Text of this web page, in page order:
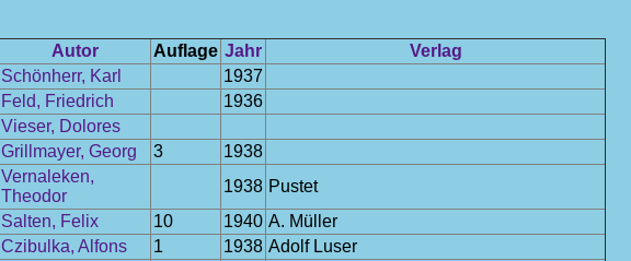
Autor Auflage Jahr
Verlag
Schönherr, Karl
1937
Feld, Friedrich
1936
Vieser, Dolores
Grillmayer, Georg 3
1938
Vernaleken,
Theodor
1938 Pustet
Salten, Felix 10 1940 A. Müller
Czibulka, Alfons 1 1938 Adolf Luser